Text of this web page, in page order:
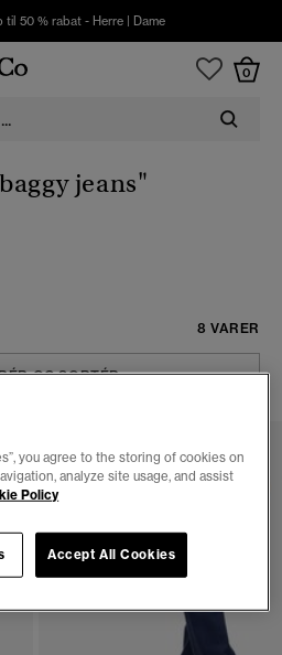
til 50 % rabat - Herre| Dame
0
jeans"
8 VARER
OG SORTÉR
you agree to the storing of cookies on
analyze site usage, and assist
Policy
Accept All Cookies